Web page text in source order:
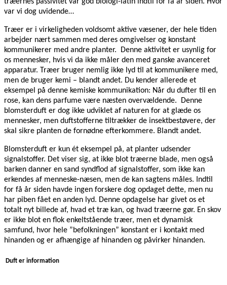
var vi dog uvidende…
Træer er i virkeligheden voldsomt aktive væsener, der hele tiden
arbejder nært sammen med deres omgivelser og konstant
kommunikerer med andre planter.
Denne aktivitet er usynlig for
os mennesker, hvis vi da ikke måler den med ganske avanceret
apparatur. Træer bruger nemlig ikke lyd til at kommunikere med,
men de bruger kemi – blandt andet. Du kender allerede et
eksempel på denne kemiske kommunikation: Når du dufter til en
rose, kan dens parfume være næsten overvældende.
Denne
blomsterduft er dog ikke udviklet af naturen for at glæde os
mennesker, men duftstofferne tiltrækker de insektbestøvere, der
skal sikre planten de fornødne efterkommere. Blandt andet.
Blomsterduft er kun ét eksempel på, at planter udsender
signalstoffer. Det viser sig, at ikke blot træerne blade, men også
barken danner en sand syndflod af signalstoffer, som ikke kan
erkendes af menneske-næsen, men de kan sagtens måles. Indtil
for få år siden havde ingen forskere dog opdaget dette, men nu
har piben fået en anden lyd. Denne opdagelse har givet os et
totalt nyt billede af, hvad et træ kan, og hvad træerne gør. En skov
er ikke blot en flok enkeltstående træer, men et dynamisk
samfund, hvor hele ”befolkningen” konstant er i kontakt med
hinanden og er afhængige af hinanden og påvirker hinanden.
Duft er information